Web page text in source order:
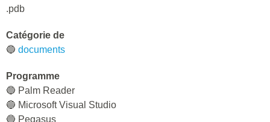
.pdb
Catégorie de
🔵 documents
Programme
🔵 Palm Reader
🔵 Microsoft Visual Studio
🔵 Pegasus